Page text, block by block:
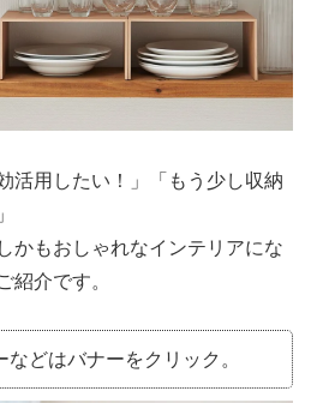
活用したい！」「もう少し収納
かもおしゃれなインテリアにな
紹介です。
どはバナーをクリック。